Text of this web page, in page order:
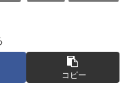
コピー